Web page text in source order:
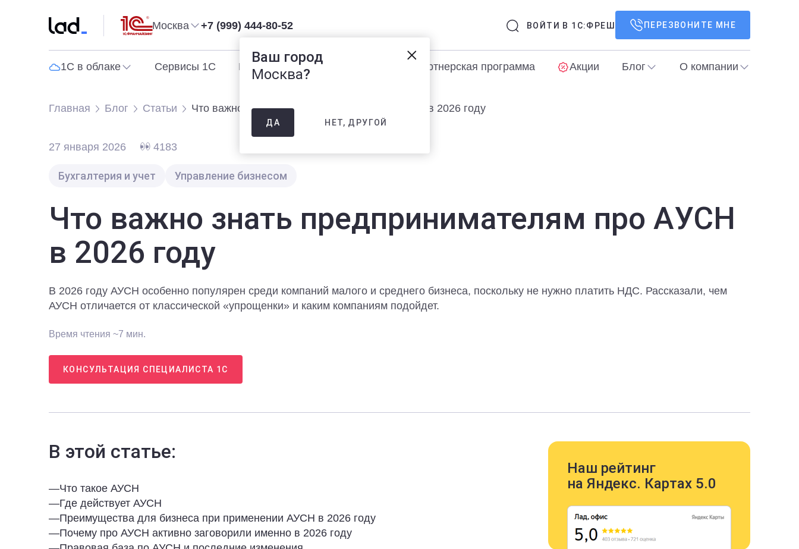
Москва +7 (999) 444-80-52 ВОЙТИ В 1С:ФРЕШ ПЕРЕЗВОНИТЕ МНЕ
1С в облаке Сервисы 1С Программы 1С Партнерская программа Акции Блог О компании
Главная Блог Статьи Что важно знать предпринимателям про АУСН в 2026 году
27 января 2026 4183
Бухгалтерия и учет Управление бизнесом
Что важно знать предпринимателям про АУСН
в 2026 году
В 2026 году АУСН особенно популярен среди компаний малого и среднего бизнеса, поскольку не нужно платить НДС. Рассказали, чем
АУСН отличается от классической «упрощенки» и каким компаниям подойдет.
Время чтения ~7 мин.
КОНСУЛЬТАЦИЯ СПЕЦИАЛИСТА 1С
Наш рейтинг
на Яндекс. Картах 5.0
В этой статье:
—Что такое АУСН
—Где действует АУСН
—Преимущества для бизнеса при применении АУСН в 2026 году
—Почему про АУСН активно заговорили именно в 2026 году
Ваш город
Москва?
ДА НЕТ, ДРУГОЙ